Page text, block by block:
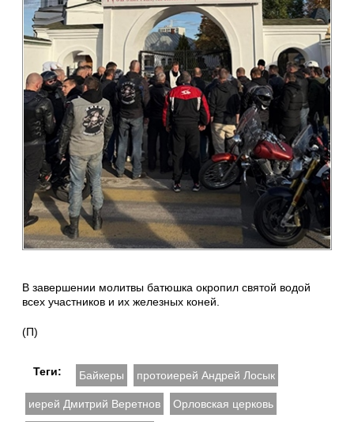
В завершении молитвы батюшка окропил святой водой
всех участников и их железных коней.
(П)
Теги: Байкеры протоиерей Андрей Лосык
иерей Дмитрий Веретнов Орловская церковь